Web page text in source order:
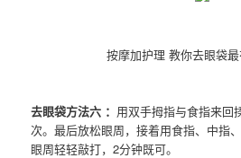
按摩加护理 教你去眼袋
去眼袋方法六 ： 用双手拇指与食指来回
次。最后放松眼周，接着用食指、中指
眼周轻轻敲打，2分钟既可。